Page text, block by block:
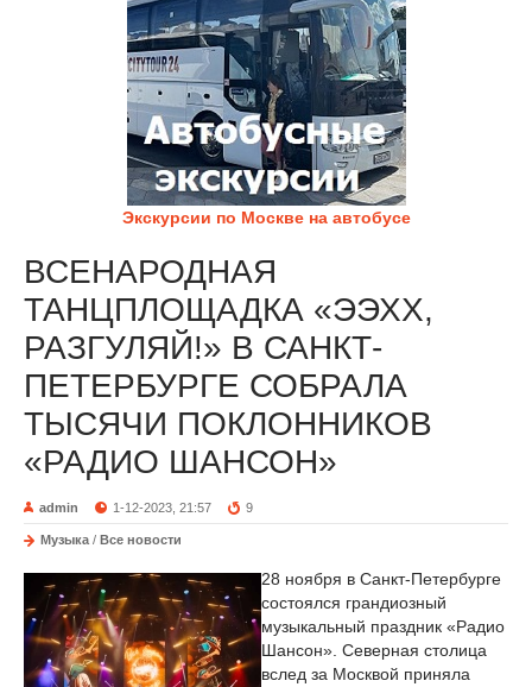
Экскурсии по Москве на автобусе
ВСЕНАРОДНАЯ
ТАНЦПЛОЩАДКА «ЭЭХХ,
РАЗГУЛЯЙ!» В САНКТ-
ПЕТЕРБУРГЕ СОБРАЛА
ТЫСЯЧИ ПОКЛОННИКОВ
«РАДИО ШАНСОН»
admin 1-12-2023, 21:57 9
Музыка / Все новости
28 ноября в Санкт-Петербурге
состоялся грандиозный
музыкальный праздник «Радио
Шансон». Северная столица
вслед за Москвой приняла